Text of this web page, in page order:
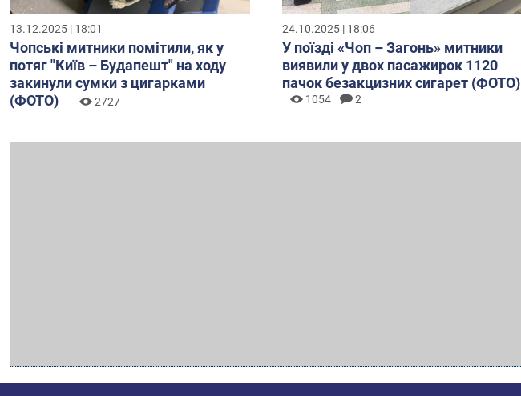
13.12.2025 | 18:01
Чопські митники помітили, як у
потяг "Київ – Будапешт" на ходу
закинули сумки з цигарками
(ФОТО)
2727
24.10.2025 | 18:06
У поїзді «Чоп – Загонь» митники
виявили у двох пасажирок 1120
пачок безакцизних сигарет (ФОТО)
1054 2